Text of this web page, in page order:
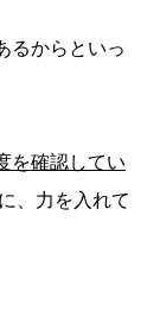
るからといっ
を確認してい
、力を入れて